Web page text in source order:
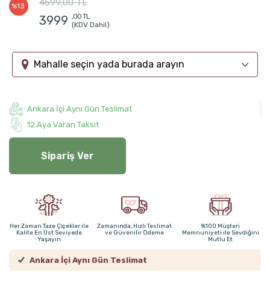
%13 4599,00 TL
3999 ,00 TL
(KDV Dahil)
Mahalle seçin yada burada arayın
Ankara İçi Aynı Gün Teslimat
12 Aya Varan Taksit
Sipariş Ver
Her Zaman Taze Çiçekler ile
Kalite En Üst Seviyede
Yaşayın
Zamanında, Hızlı Teslimat
ve Güvenilir Ödeme
%100 Müşteri
Memnuniyeti ile Sevdiğini
Mutlu Et
Ankara İçi Aynı Gün Teslimat